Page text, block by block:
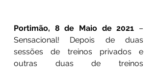
Portimão, 8 de Maio de 2021 –
Sensacional! Depois de duas
sessões de treinos privados e
outras duas de treinos